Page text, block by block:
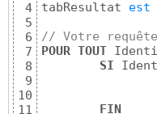
113
114
115
116
117
118
119
//
SINON
96
97
98
99
//
gnAffichage = 0
27
28
29
FIN
RENVOYER
Vrai
4
5
6
7
8
9
10
11
tabResultat est
// Votre requête
POUR TOUT
SI
FIN